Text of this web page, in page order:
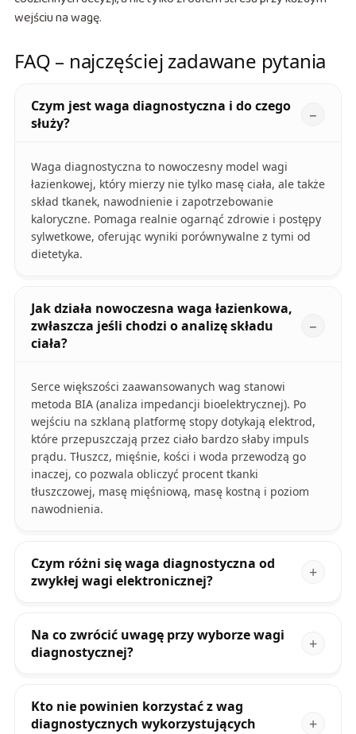
wejściu na wagę.
FAQ – najczęściej zadawane pytania
Czym jest waga diagnostyczna i do czego
służy?
Waga diagnostyczna to nowoczesny model wagi
łazienkowej, który mierzy nie tylko masę ciała, ale także
skład tkanek, nawodnienie i zapotrzebowanie
kaloryczne. Pomaga realnie ogarnąć zdrowie i postępy
sylwetkowe, oferując wyniki porównywalne z tymi od
dietetyka.
Jak działa nowoczesna waga łazienkowa,
zwłaszcza jeśli chodzi o analizę składu
ciała?
Serce większości zaawansowanych wag stanowi
metoda BIA (analiza impedancji bioelektrycznej). Po
wejściu na szklaną platformę stopy dotykają elektrod,
które przepuszczają przez ciało bardzo słaby impuls
prądu. Tłuszcz, mięśnie, kości i woda przewodzą go
inaczej, co pozwala obliczyć procent tkanki
tłuszczowej, masę mięśniową, masę kostną i poziom
nawodnienia.
Czym różni się waga diagnostyczna od
zwykłej wagi elektronicznej?
Na co zwrócić uwagę przy wyborze wagi
diagnostycznej?
Kto nie powinien korzystać z wag
diagnostycznych wykorzystujących